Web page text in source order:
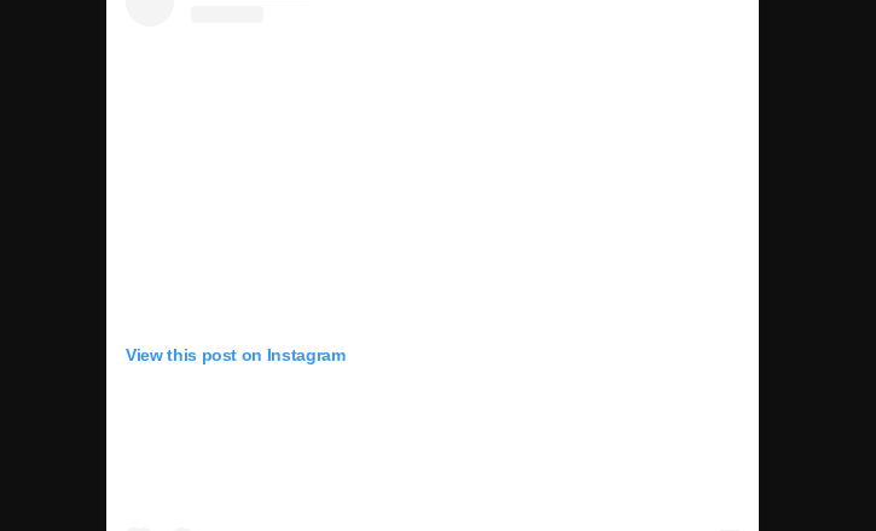
View this post on Instagram